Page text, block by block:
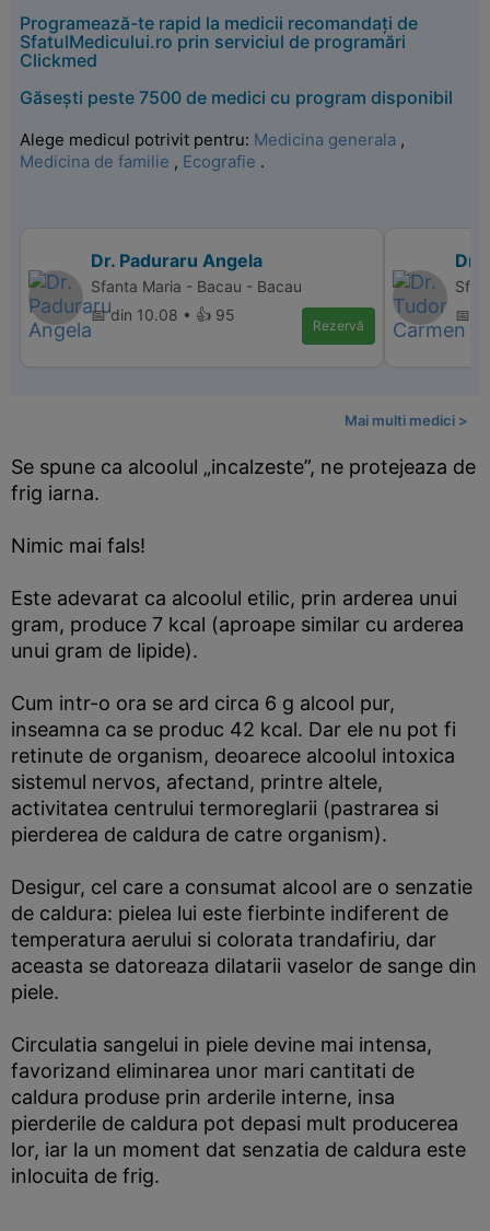
Programează-te rapid la medicii recomandați de
SfatulMedicului.ro prin serviciul de programări
Clickmed
Găsești peste 7500 de medici cu program disponibil
Alege medicul potrivit pentru: Medicina generala ,
Medicina de familie , Ecografie .
Dr. Paduraru Angela
Sfanta Maria - Bacau - Bacau
📅 din 10.08 • 👍 95
Rezervă
Dr.
📅
Mai multi medici >
Se spune ca alcoolul „incalzeste”, ne protejeaza de
frig iarna.
Nimic mai fals!
Este adevarat ca alcoolul etilic, prin arderea unui
gram, produce 7 kcal (aproape similar cu arderea
unui gram de lipide).
Cum intr-o ora se ard circa 6 g alcool pur,
inseamna ca se produc 42 kcal. Dar ele nu pot fi
retinute de organism, deoarece alcoolul intoxica
sistemul nervos, afectand, printre altele,
activitatea centrului termoreglarii (pastrarea si
pierderea de caldura de catre organism).
Desigur, cel care a consumat alcool are o senzatie
de caldura: pielea lui este fierbinte indiferent de
temperatura aerului si colorata trandafiriu, dar
aceasta se datoreaza dilatarii vaselor de sange din
piele.
Circulatia sangelui in piele devine mai intensa,
favorizand eliminarea unor mari cantitati de
caldura produse prin arderile interne, insa
pierderile de caldura pot depasi mult producerea
lor, iar la un moment dat senzatia de caldura este
inlocuita de frig.